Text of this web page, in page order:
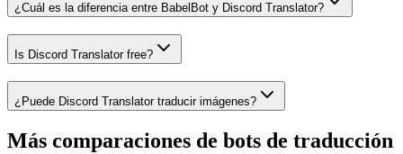
¿Cuál es la diferencia entre BabelBot y Discord Translator?
Is Discord Translator free?
¿Puede Discord Translator traducir imágenes?
Más comparaciones de bots de traducción